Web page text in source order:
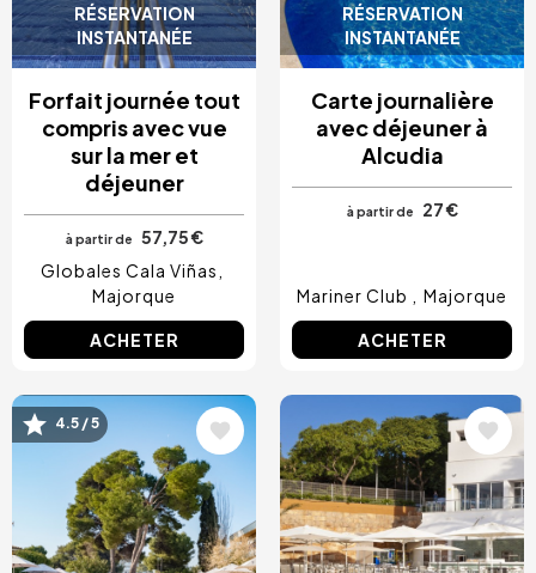
RÉSERVATION
INSTANTANÉE
Forfait journée tout
compris avec vue
sur la mer et
déjeuner
à partir de
57,75 €
Globales Cala Viñas
Majorque
ACHETER
RÉSERVATION
INSTANTANÉE
Carte journalière
avec déjeuner à
Alcudia
à partir de 27 €
Mariner Club Majorque
ACHETER
Image
4.5 / 5 Image